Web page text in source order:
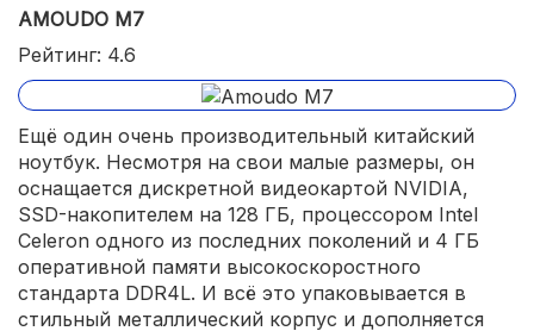
AMOUDO M7
Рейтинг: 4.6
Ещё один очень производительный китайский
ноутбук. Несмотря на свои малые размеры, он
оснащается дискретной видеокартой NVIDIA,
SSD-накопителем на 128 ГБ, процессором Intel
Celeron одного из последних поколений и 4 ГБ
оперативной памяти высокоскоростного
стандарта DDR4L. И всё это упаковывается в
стильный металлический корпус и дополняется